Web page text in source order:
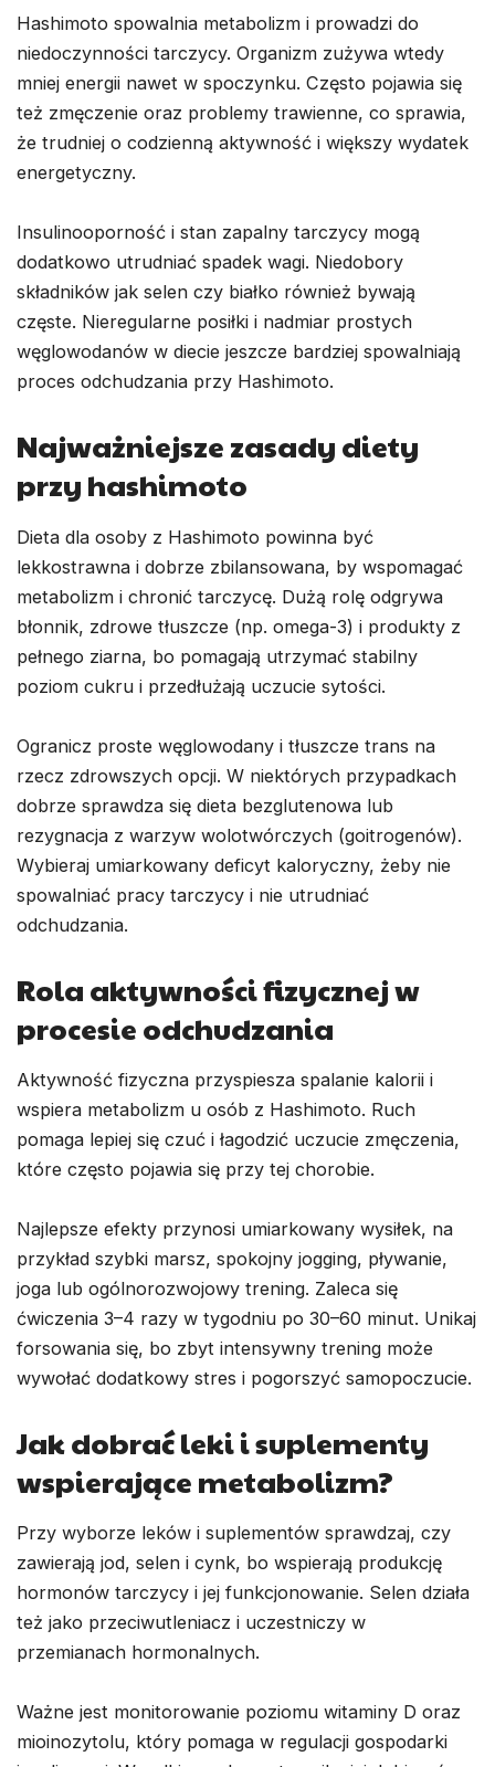
Hashimoto spowalnia metabolizm i prowadzi do
niedoczynności tarczycy. Organizm zużywa wtedy
mniej energii nawet w spoczynku. Często pojawia się
też zmęczenie oraz problemy trawienne, co sprawia,
że trudniej o codzienną aktywność i większy wydatek
energetyczny.
Insulinooporność i stan zapalny tarczycy mogą
dodatkowo utrudniać spadek wagi. Niedobory
składników jak selen czy białko również bywają
częste. Nieregularne posiłki i nadmiar prostych
węglowodanów w diecie jeszcze bardziej spowalniają
proces odchudzania przy Hashimoto.
Najważniejsze zasady diety
przy hashimoto
Dieta dla osoby z Hashimoto powinna być
lekkostrawna i dobrze zbilansowana, by wspomagać
metabolizm i chronić tarczycę. Dużą rolę odgrywa
błonnik, zdrowe tłuszcze (np. omega-3) i produkty z
pełnego ziarna, bo pomagają utrzymać stabilny
poziom cukru i przedłużają uczucie sytości.
Ogranicz proste węglowodany i tłuszcze trans na
rzecz zdrowszych opcji. W niektórych przypadkach
dobrze sprawdza się dieta bezglutenowa lub
rezygnacja z warzyw wolotwórczych (goitrogenów).
Wybieraj umiarkowany deficyt kaloryczny, żeby nie
spowalniać pracy tarczycy i nie utrudniać
odchudzania.
Rola aktywności fizycznej w
procesie odchudzania
Aktywność fizyczna przyspiesza spalanie kalorii i
wspiera metabolizm u osób z Hashimoto. Ruch
pomaga lepiej się czuć i łagodzić uczucie zmęczenia,
które często pojawia się przy tej chorobie.
Najlepsze efekty przynosi umiarkowany wysiłek, na
przykład szybki marsz, spokojny jogging, pływanie,
joga lub ogólnorozwojowy trening. Zaleca się
ćwiczenia 3–4 razy w tygodniu po 30–60 minut. Unikaj
forsowania się, bo zbyt intensywny trening może
wywołać dodatkowy stres i pogorszyć samopoczucie.
Jak dobrać leki i suplementy
wspierające metabolizm?
Przy wyborze leków i suplementów sprawdzaj, czy
zawierają jod, selen i cynk, bo wspierają produkcję
hormonów tarczycy i jej funkcjonowanie. Selen działa
też jako przeciwutleniacz i uczestniczy w
przemianach hormonalnych.
Ważne jest monitorowanie poziomu witaminy D oraz
mioinozytolu, który pomaga w regulacji gospodarki